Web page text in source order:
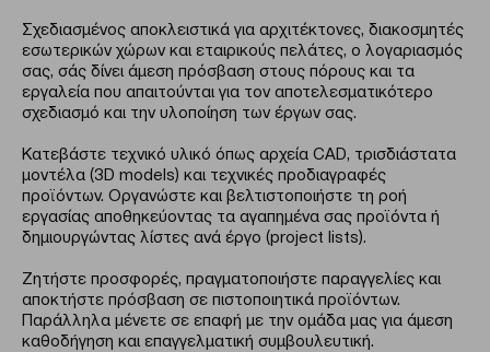
Σχεδιασμένος αποκλειστικά για αρχιτέκτονες, διακοσμητές
εσωτερικών χώρων και εταιρικούς πελάτες, ο λογαριασμός
σας, σάς δίνει άμεση πρόσβαση στους πόρους και τα
εργαλεία που απαιτούνται για τον αποτελεσματικότερο
σχεδιασμό και την υλοποίηση των έργων σας.
Κατεβάστε τεχνικό υλικό όπως αρχεία CAD, τρισδιάστατα
μοντέλα (3D models) και τεχνικές προδιαγραφές
προϊόντων. Οργανώστε και βελτιστοποιήστε τη ροή
εργασίας αποθηκεύοντας τα αγαπημένα σας προϊόντα ή
δημιουργώντας λίστες ανά έργο (project lists).
Ζητήστε προσφορές, πραγματοποιήστε παραγγελίες και
αποκτήστε πρόσβαση σε πιστοποιητικά προϊόντων.
Παράλληλα μένετε σε επαφή με την ομάδα μας για άμεση
καθοδήγηση και επαγγελματική συμβουλευτική.